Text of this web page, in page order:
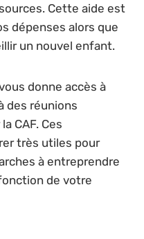
Cette aide est
dépenses alors que
un nouvel enfant.
donne accès à
des réunions
CAF. Ces
très utiles pour
à entreprendre
de votre